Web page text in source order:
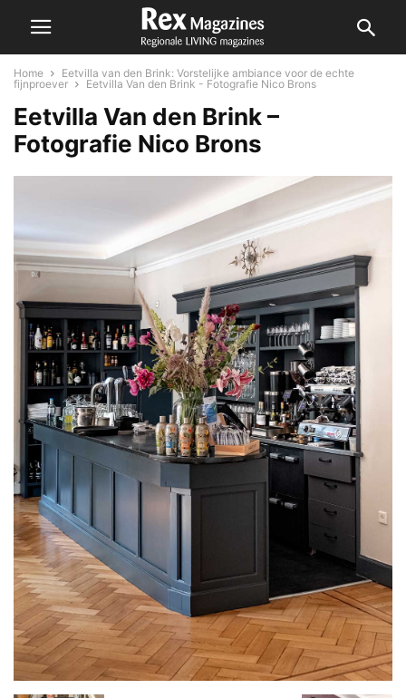
Home
Eetvilla van den Brink: Vorstelijke ambiance voor de echte
fijnproever
Eetvilla Van den Brink - Fotografie Nico Brons
Eetvilla Van den Brink –
Fotografie Nico Brons